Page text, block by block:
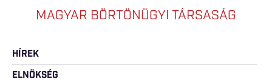
MAGYAR BÖRTÖNÜGYI TÁRSASÁG
HÍREK
ELNÖKSÉG